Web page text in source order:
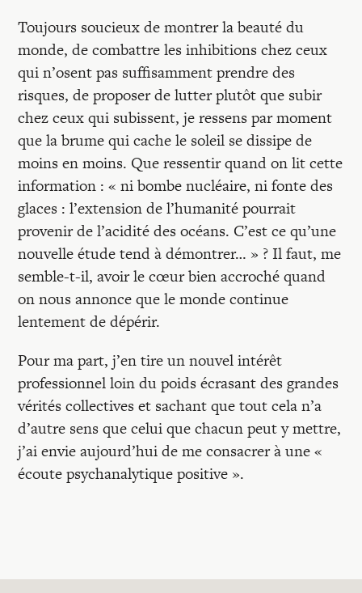
Toujours soucieux de montrer la beauté du
monde, de combattre les inhibitions chez ceux
qui n’osent pas suffisamment prendre des
risques, de proposer de lutter plutôt que subir
chez ceux qui subissent, je ressens par moment
que la brume qui cache le soleil se dissipe de
moins en moins. Que ressentir quand on lit cette
information : « ni bombe nucléaire, ni fonte des
glaces : l’extension de l’humanité pourrait
provenir de l’acidité des océans. C’est ce qu’une
nouvelle étude tend à démontrer… » ? Il faut, me
semble-t-il, avoir le cœur bien accroché quand
on nous annonce que le monde continue
lentement de dépérir.
Pour ma part, j’en tire un nouvel intérêt
professionnel loin du poids écrasant des grandes
vérités collectives et sachant que tout cela n’a
d’autre sens que celui que chacun peut y mettre,
j’ai envie aujourd’hui de me consacrer à une «
écoute psychanalytique positive ».